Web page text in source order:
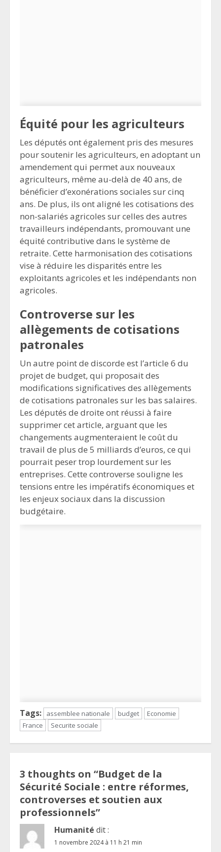
Équité pour les agriculteurs
Les députés ont également pris des mesures
pour soutenir les agriculteurs, en adoptant un
amendement qui permet aux nouveaux
agriculteurs, même au-delà de 40 ans, de
bénéficier d’exonérations sociales sur cinq
ans. De plus, ils ont aligné les cotisations des
non-salariés agricoles sur celles des autres
travailleurs indépendants, promouvant une
équité contributive dans le système de
retraite. Cette harmonisation des cotisations
vise à réduire les disparités entre les
exploitants agricoles et les indépendants non
agricoles.
Controverse sur les
allègements de cotisations
patronales
Un autre point de discorde est l’article 6 du
projet de budget, qui proposait des
modifications significatives des allègements
de cotisations patronales sur les bas salaires.
Les députés de droite ont réussi à faire
supprimer cet article, arguant que les
changements augmenteraient le coût du
travail de plus de 5 milliards d’euros, ce qui
pourrait peser trop lourdement sur les
entreprises. Cette controverse souligne les
tensions entre les impératifs économiques et
les enjeux sociaux dans la discussion
budgétaire.
Tags: assemblee nationale budget
Economie
France
Securite sociale
3 thoughts on “Budget de la
Sécurité Sociale : entre réformes,
controverses et soutien aux
professionnels”
Humanité dit :
1 novembre 2024 à 11 h 21 min